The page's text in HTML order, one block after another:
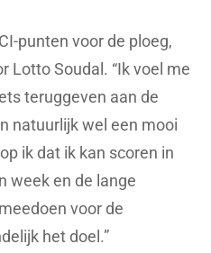
punten voor de ploeg,
Lotto Soudal. “Ik voel me
teruggeven aan de
natuurlijk wel een mooi
ik dat ik kan scoren in
week en de lange
voor de
het doel.”